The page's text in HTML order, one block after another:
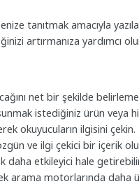
tanıtmak amacıyla
artırmanıza yardımcı
net bir şekilde
istediğiniz ürün veya
okuyucuların ilgisini çekin.
ve ilgi çekici bir içerik
daha etkileyici hale
arama motorlarında daha